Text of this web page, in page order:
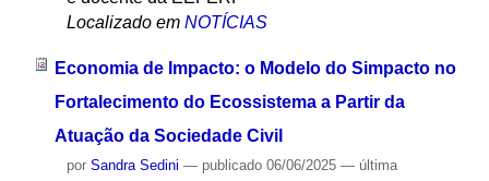
Localizado em NOTÍCIAS
Economia de Impacto: o Modelo do Simpacto no
Fortalecimento do Ecossistema a Partir da
Atuação da Sociedade Civil
por Sandra Sedini — publicado06/06/2025 — última